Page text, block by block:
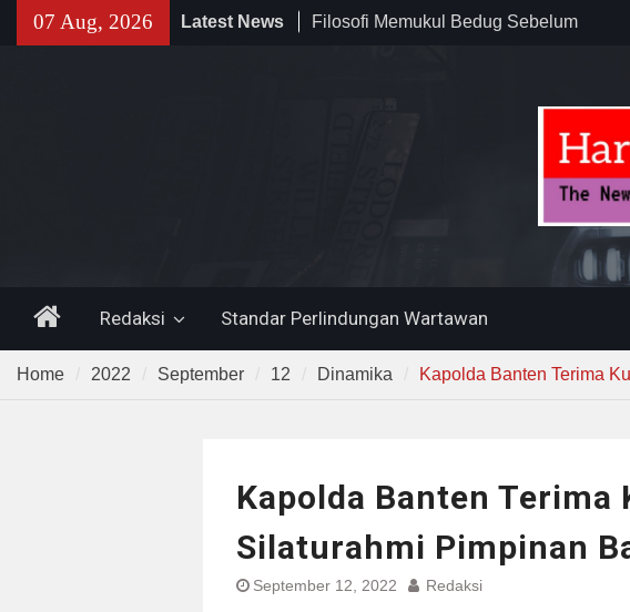
07 Aug, 2026 Latest News
Filosofi Memukul Bedug Sebelum
Narkoba di Sekolah Kebayoran
Lama, DPR Minta Diusut Tuntas
HomeRedaksi Standar Perlindungan Wartawan
Home 2022 September 12 Dinamika Kapolda Banten Terima
Kapolda Banten Terima
Silaturahmi Pimpinan
September 12, 2022 Redaksi